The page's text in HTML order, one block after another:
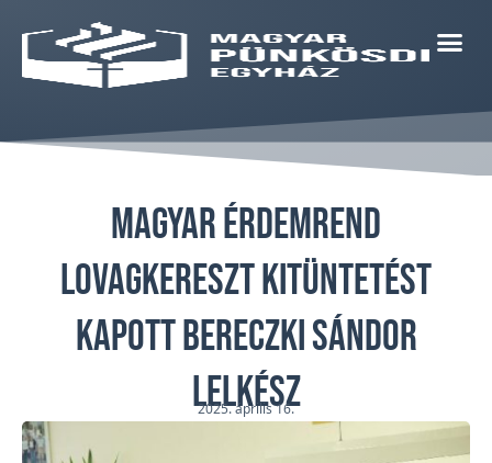
Magyar Érdemrend
Lovagkereszt kitüntetést
kapott Bereczki Sándor
lelkész
2025. április 16.